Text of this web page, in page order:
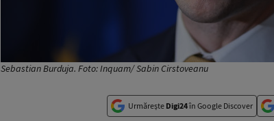
Sebastian Burduja. Foto: Inquam/ Sabin Cirstoveanu
Urmărește Digi24în Google Discover